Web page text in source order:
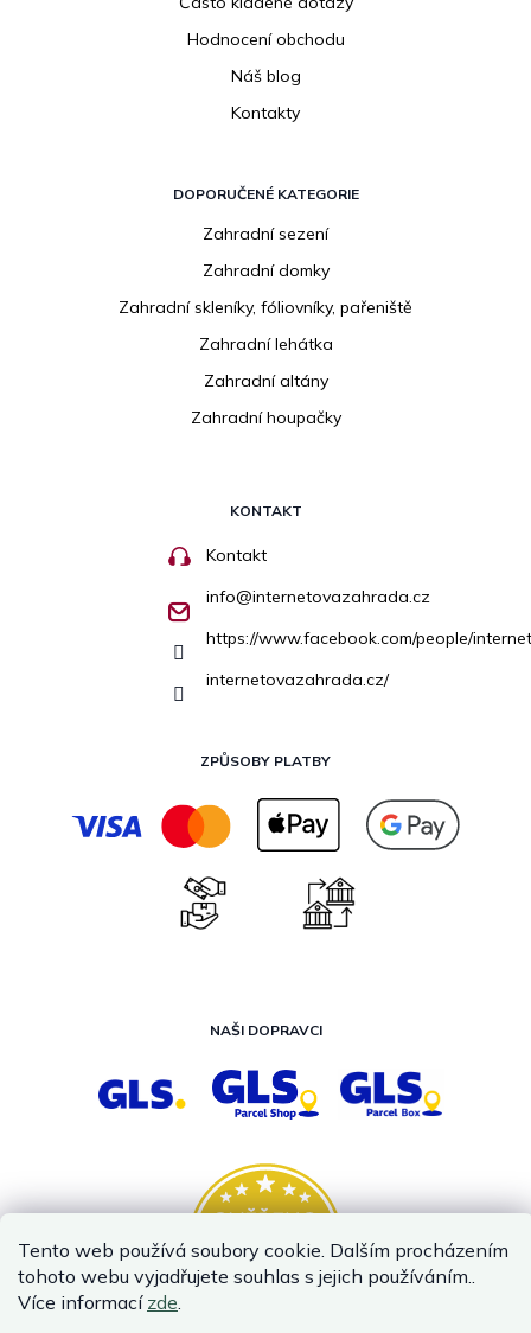
Tento web používá soubory cookie. Dalším procházením
tohoto webu vyjadřujete souhlas s jejich používáním..
Více informací zde.
Hodnocení obchodu
Náš blog
Kontakty
DOPORUČENÉ KATEGORIE
Zahradní sezení
Zahradní domky
Zahradní skleníky, fóliovníky, pařeniště
Zahradní lehátka
Zahradní altány
Zahradní houpačky
KONTAKT
Kontakt
info@internetovazahrada.cz
https://www.facebook.com/people/
internetovazahrada.cz/
ZPŮSOBY PLATBY
NAŠI DOPRAVCI